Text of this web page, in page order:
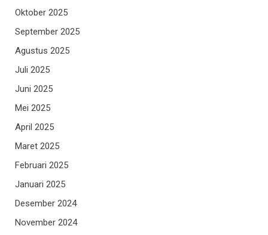
Oktober 2025
September 2025
Agustus 2025
Juli 2025
Juni 2025
Mei 2025
April 2025
Maret 2025
Februari 2025
Januari 2025
Desember 2024
November 2024